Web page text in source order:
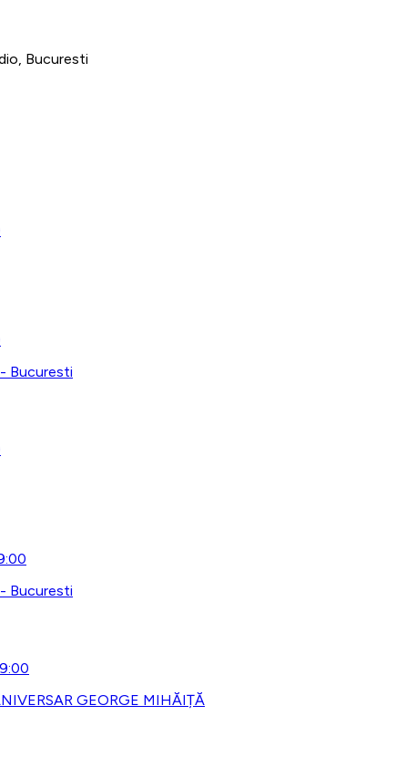
Bucuresti
Bucuresti
Bucuresti
GEORGE MIHĂIȚĂ